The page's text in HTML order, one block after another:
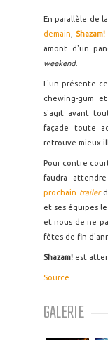
En parallèle de
demain
Shazam!
amont d'un
weekend.
L'un présente
chewing-gum
s'agit avant
façade toute
retrouve mieux
Pour contre
faudra
prochain trailer
et ses équipes
et nous de ne
fêtes de fin
Shazam! est
Source
GALERIE